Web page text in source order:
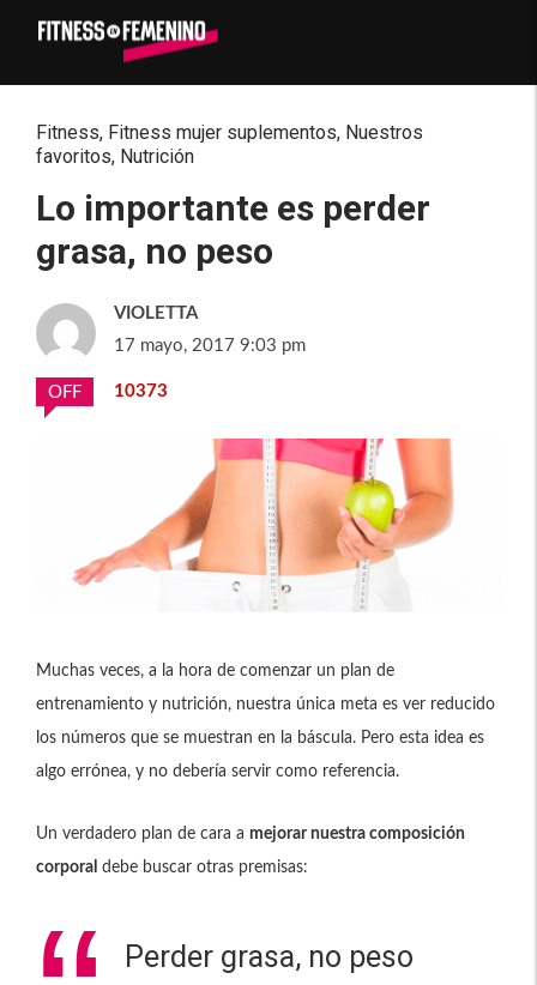
Fitness, Fitness mujer suplementos, Nuestros
favoritos, Nutrición
Lo importante es perder
grasa, no peso
VIOLETTA
17 mayo, 2017 9:03 pm
OFF 10373
Muchas veces, a la hora de comenzar un plan de
entrenamiento y nutrición, nuestra única meta es ver reducido
los números que se muestran en la báscula. Pero esta idea es
algo errónea, y no debería servir como referencia.
Un verdadero plan de cara a mejorar nuestra composición
corporal debe buscar otras premisas:
Perder grasa, no peso